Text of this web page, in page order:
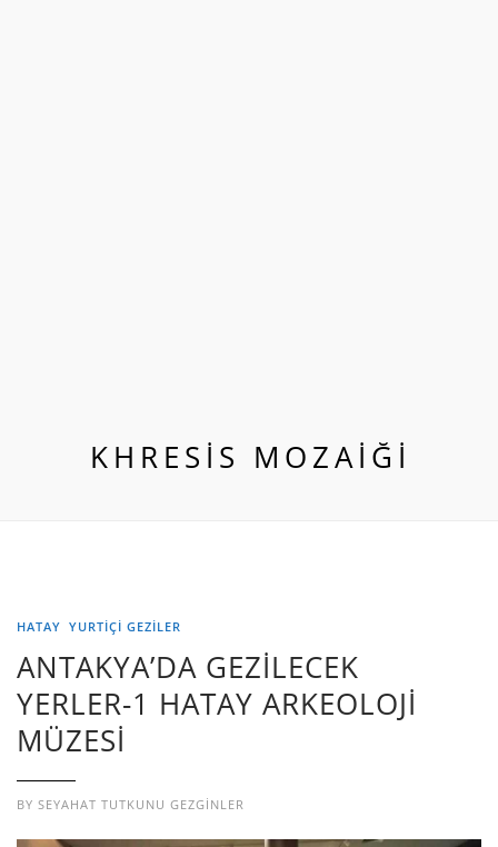
KHRESIS MOZAIĞI
HATAY YURTIÇI GEZILER
ANTAKYA’DA GEZİLECEK
YERLER-1 HATAY ARKEOLOJİ
MÜZESİ
BY SEYAHAT TUTKUNU GEZGINLER